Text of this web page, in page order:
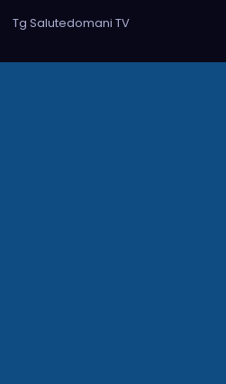
Tg Salutedomani TV